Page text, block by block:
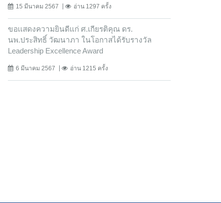
15 มีนาคม 2567 อ่าน 1297 ครั้ง
ขอเเสดงความยินดีแก่ ศ.เกียรติคุณ ดร.
นพ.ประสิทธิ์ วัฒนาภา ในโอกาสได้รับรางวัล
Leadership Excellence Award
6 มีนาคม 2567 อ่าน 1215 ครั้ง